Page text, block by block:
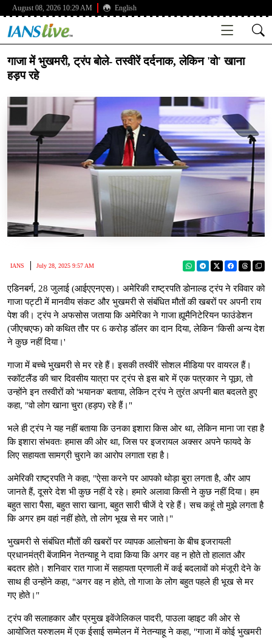
August 08, 2026 10:29 AM English
गाजा में भुखमरी, ट्रंप बोले- तस्वीरें दर्दनाक, लेकिन 'वो' खाना
हड़प रहे
IANS July 28, 2025 9:57 AM
एडिनबर्ग, 28 जुलाई (आईएएनएस)। अमेरिकी राष्ट्रपति डोनाल्ड ट्रंप ने रविवार को
गाजा पट्टी में मानवीय संकट और भुखमरी से संबंधित मौतों की खबरों पर अपनी राय
पेश की। ट्रंप ने अफसोस जताया कि अमेरिका ने गाजा ह्यूमैनिटेरियन फाउंडेशन
(जीएचएफ) को कथित तौर पर 6 करोड़ डॉलर का दान दिया, लेकिन 'किसी अन्य देश
ने कुछ नहीं दिया।'
गाजा में बच्चे भुखमरी से मर रहे हैं। इसकी तस्वीरें सोशल मीडिया पर वायरल हैं।
स्कॉटलैंड की चार दिवसीय यात्रा पर ट्रंप से इस बारे में एक पत्रकार ने पूछा, तो
उन्होंने इन तस्वीरों को 'भयानक' बताया, लेकिन ट्रंप ने तुरंत अपनी बात बदलते हुए
कहा, "वो लोग खाना चुरा (हड़प) रहे हैं।"
भले ही ट्रंप ने यह नहीं बताया कि उनका इशारा किस ओर था, लेकिन माना जा रहा है
कि इशारा संभवतः हमास की ओर था, जिस पर इजरायल अक्सर अपने फायदे के
लिए सहायता सामग्री चुराने का आरोप लगाता रहा है।
अमेरिकी राष्ट्रपति ने कहा, "ऐसा करने पर आपको थोड़ा बुरा लगता है, और आप
जानते हैं, दूसरे देश भी कुछ नहीं दे रहे। हमारे अलावा किसी ने कुछ नहीं दिया। हम
बहुत सारा पैसा, बहुत सारा खाना, बहुत सारी चीजें दे रहे हैं। सच कहूं तो मुझे लगता है
कि अगर हम वहां नहीं होते, तो लोग भूख से मर जाते।"
भुखमरी से संबंधित मौतों की खबरों पर व्यापक आलोचना के बीच इजरायली
प्रधानमंत्री बेंजामिन नेतन्याहू ने दावा किया कि अगर वह न होते तो हालात और
बदतर होते। शनिवार रात गाजा में सहायता प्रणाली में कई बदलावों को मंजूरी देने के
साथ ही उन्होंने कहा, "अगर वह न होते, तो गाजा के लोग बहुत पहले ही भूख से मर
गए होते।"
ट्रंप की सलाहकार और प्रमुख इवेंजेलिकल पादरी, पाउला व्हाइट की ओर से
आयोजित यरुशलम में एक ईसाई सम्मेलन में नेतन्याहू ने कहा, "गाजा में कोई भुखमरी